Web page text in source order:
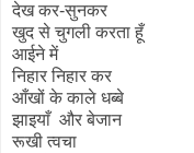
देख कर-सुनकर
खुद से चुगली करता हूँ
आईने में
निहार निहार कर
आँखों के काले धब्बे
झाइयाँ और बेजान
रूखी त्वचा